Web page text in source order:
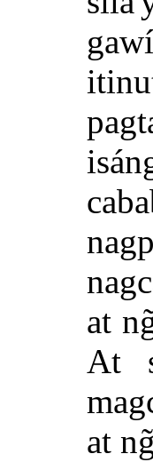
at
At
at